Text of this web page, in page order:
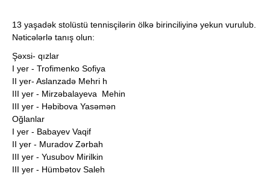
13 yaşadək stolüstü tennisçilərin ölkə birinciliyinə yekun vurulub.
Nəticələrlə tanış olun:
Şəxsi- qızlar
I yer - Trofimenko Sofiya
II yer- Aslanzadə Mehri h
III yer - Mirzəbalayeva Mehin
III yer - Həbibova Yasəmən
Oğlanlar
I yer - Babayev Vaqif
II yer - Muradov Zərbah
III yer - Yusubov Mirilkin
III yer - Hümbətov Saleh